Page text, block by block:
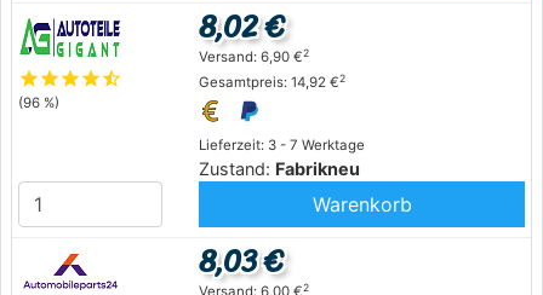
starstarstarstarstar_half
(96 %)
Lieferzeit: 3 - 7 Werktage
Zustand: Fabrikneu
8,02 €
Versand: 6,90 €2
Gesamtpreis: 14,92 €2
Warenkorb
8,03 €
2